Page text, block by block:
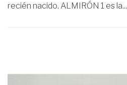
recién nacido. ALMIRÓN 1 es la...